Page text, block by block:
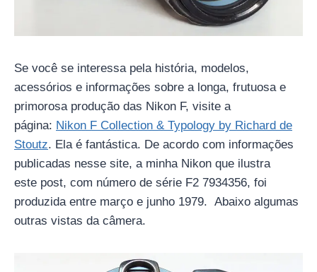
Se você se interessa pela história, modelos,
acessórios e informações sobre a longa, frutuosa e
primorosa produção das Nikon F, visite a
página: Nikon F Collection & Typology by Richard de
Stoutz. Ela é fantástica. De acordo com informações
publicadas nesse site, a minha Nikon que ilustra
este post, com número de série F2 7934356, foi
produzida entre março e junho 1979. Abaixo algumas
outras vistas da câmera.